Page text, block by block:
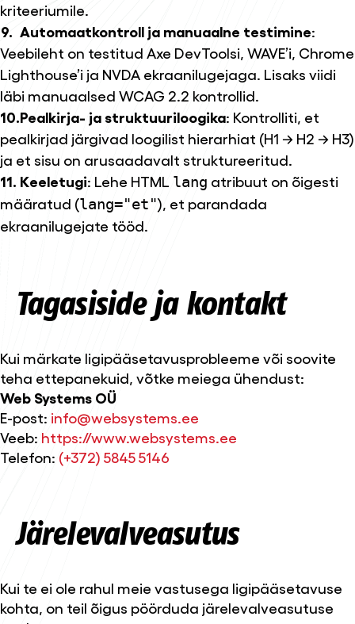
kriteeriumile.
Automaatkontroll ja manuaalne testimine:
Veebileht on testitud Axe DevToolsi, WAVE’i, Chrome
Lighthouse’i ja NVDA ekraanilugejaga. Lisaks viidi
läbi manuaalsed WCAG 2.2 kontrollid.
Pealkirja- ja struktuuriloogika: Kontrolliti, et
pealkirjad järgivad loogilist hierarhiat (H1 → H2 → H3)
ja et sisu on arusaadavalt struktureeritud.
Keeletugi: Lehe HTML lang atribuut on õigesti
määratud (lang="et"), et parandada
ekraanilugejate tööd.
Tagasiside ja kontakt
Kui märkate ligipääsetavusprobleeme või soovite
teha ettepanekuid, võtke meiega ühendust:
Web Systems OÜ
E-post: info@websystems.ee
Veeb: https://www.websystems.ee
Telefon: (+372) 5845 5146
Järelevalveasutus
Kui te ei ole rahul meie vastusega ligipääsetavuse
kohta, on teil õigus pöörduda järelevalveasutuse